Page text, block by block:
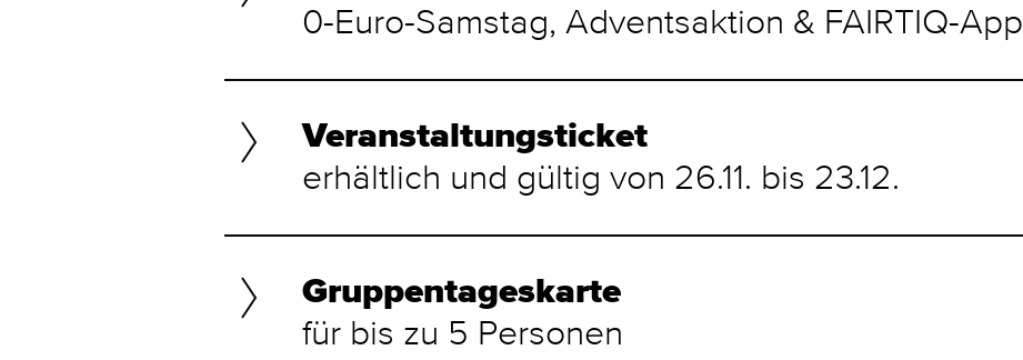
0-Euro-Samstag, Adventsaktion & FAIRTIQ-App
Veranstaltungsticket
erhältlich und gültig von 26.11. bis 23.12.
Gruppentageskarte
für bis zu 5 Personen